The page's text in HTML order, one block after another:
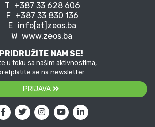
T +387 33 628 606
F +387 33 830 136
E info[at]zeos.ba
W www.zeos.ba
PRIDRUŽITE NAM SE!
u toku sa našim aktivnostima,
se na newsletter
PRIJAVA